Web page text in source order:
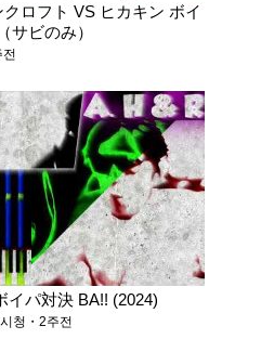
ロフト VS ヒカキン ボイ
サビのみ）
イパ対決 BA!! (2024)
청・2주전